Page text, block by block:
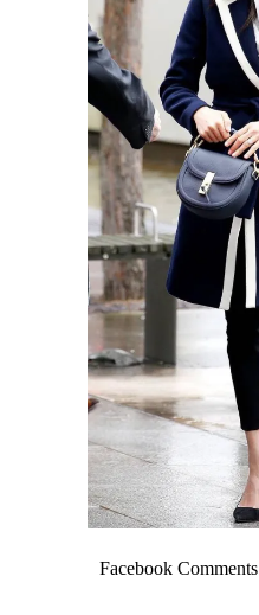
Facebook Comments